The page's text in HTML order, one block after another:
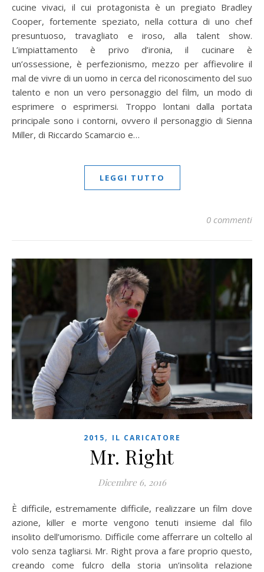
cucine vivaci, il cui protagonista è un pregiato Bradley
Cooper, fortemente speziato, nella cottura di uno chef
presuntuoso, travagliato e iroso, alla talent show.
L’impiattamento è privo d’ironia, il cucinare è
un’ossessione, è perfezionismo, mezzo per affievolire il
mal de vivre di un uomo in cerca del riconoscimento del suo
talento e non un vero personaggio del film, un modo di
esprimere o esprimersi. Troppo lontani dalla portata
principale sono i contorni, ovvero il personaggio di Sienna
Miller, di Riccardo Scamarcio e…
LEGGI TUTTO
0 commenti
2015, IL CARICATORE
Mr. Right
Dicembre 6, 2016
È difficile, estremamente difficile, realizzare un film dove
azione, killer e morte vengono tenuti insieme dal filo
insolito dell’umorismo. Difficile come afferrare un coltello al
volo senza tagliarsi. Mr. Right prova a fare proprio questo,
creando come fulcro della storia un’insolita relazione